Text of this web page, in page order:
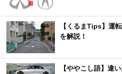
【くるまTips】運
を解説！
【ややこし語】違